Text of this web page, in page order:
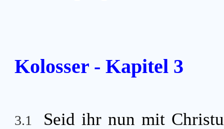
Kolosser - Kapitel 3
3.1
Seid ihr nun mit